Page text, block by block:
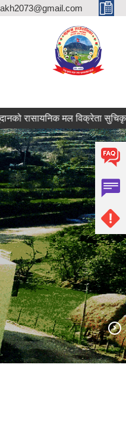
मल विक्रेता सुचिकृत